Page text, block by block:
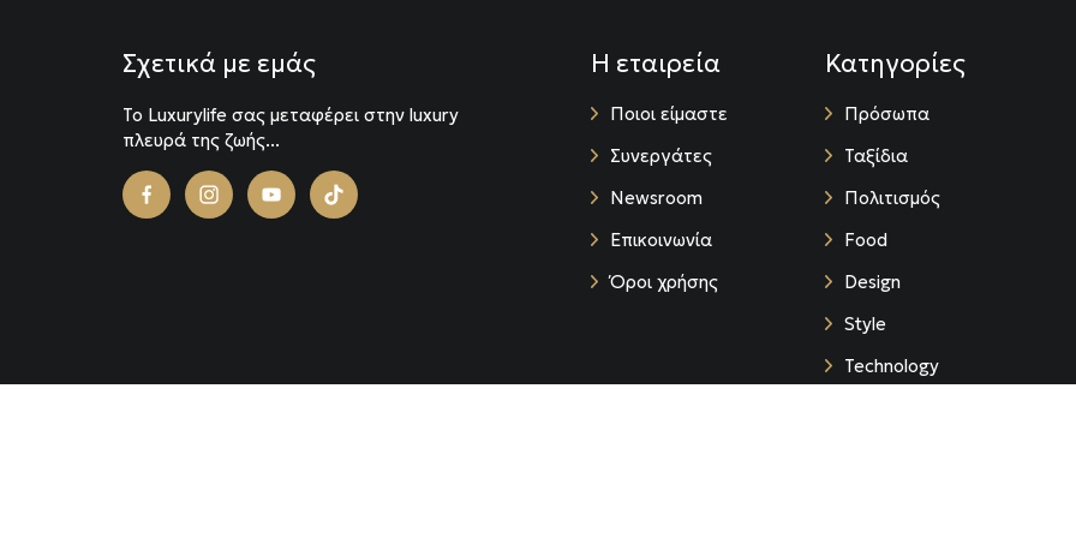
Σχετικά με εμάς
To Luxurylife σας μεταφέρει στην luxury
πλευρά της ζωής...
Η εταιρεία
Ποιοι είμαστε
Συνεργάτες
Newsroom
Επικοινωνία
Όροι χρήσης
Κατηγορίες
Πρόσωπα
Ταξίδια
Πολιτισμός
Food
Design
Style
Technology